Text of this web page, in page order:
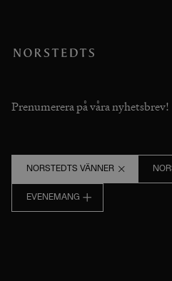
Prenumerera på våra nyhetsbrev!
NORSTEDTS VÄNNER
EVENEMANG